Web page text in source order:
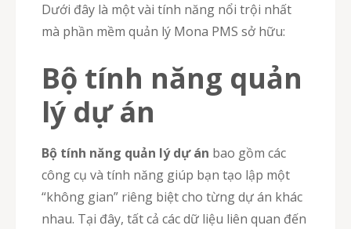
Dưới đây là một vài tính năng nổi trội nhất
mà phần mềm quản lý Mona PMS sở hữu:
Bộ tính năng quản
lý dự án
Bộ tính năng quản lý dự án bao gồm các
công cụ và tính năng giúp bạn tạo lập một
“không gian” riêng biệt cho từng dự án khác
nhau. Tại đây, tất cả các dữ liệu liên quan đến